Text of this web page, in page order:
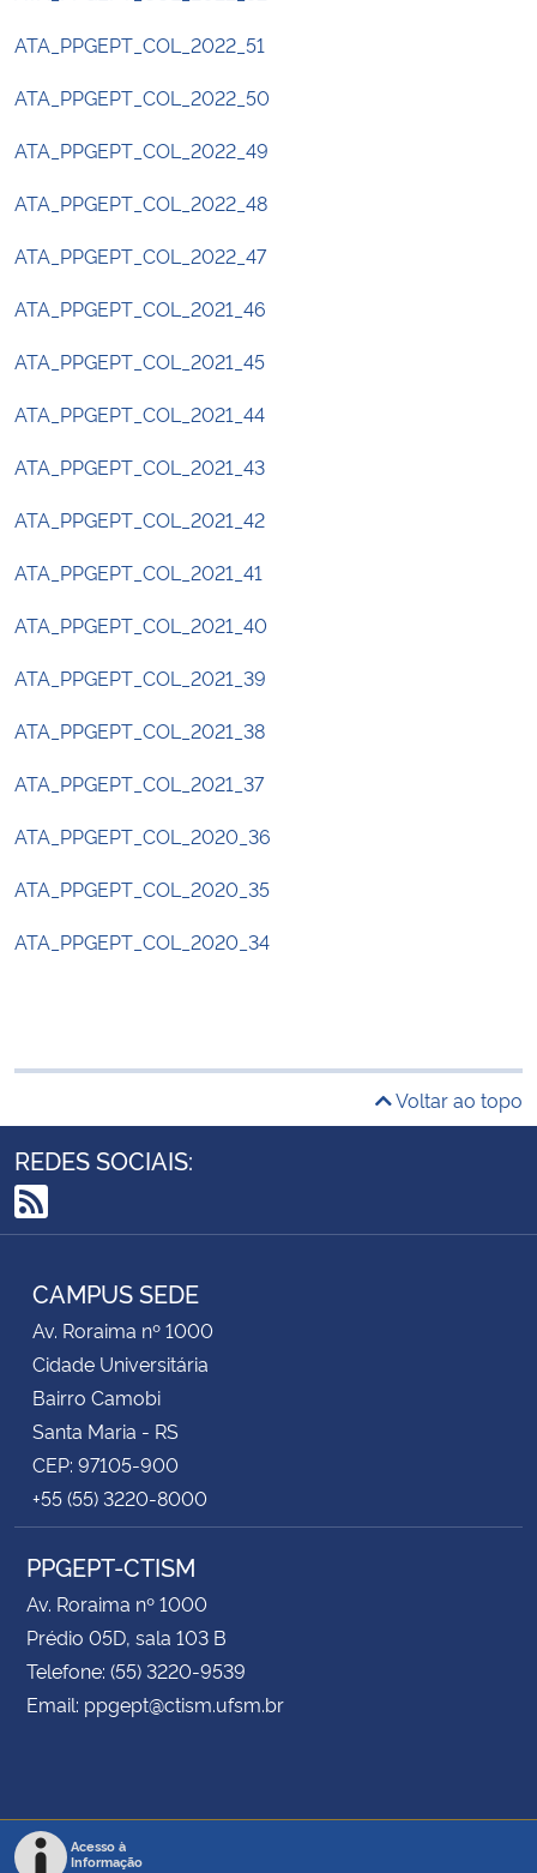
ATA_PPGEPT_COL_2022_51
ATA_PPGEPT_COL_2022_50
ATA_PPGEPT_COL_2022_49
ATA_PPGEPT_COL_2022_ 48
ATA_PPGEPT_COL_2022_47
ATA_PPGEPT_COL_2021_46
ATA_PPGEPT_COL_2021_45
ATA_PPGEPT_COL_2021_44
ATA_PPGEPT_COL_2021_43
ATA_PPGEPT_COL_2021_42
ATA_PPGEPT_COL_2021_41
ATA_PPGEPT_COL_2021_40
ATA_PPGEPT_COL_2021_39
ATA_PPGEPT_COL_2021_38
ATA_PPGEPT_COL_2021_37
ATA_PPGEPT_COL_2020_36
ATA_PPGEPT_COL_2020_35
ATA_PPGEPT_COL_2020_34
Voltar ao topo
REDES SOCIAIS:
RSS
CAMPUS SEDE
Av. Roraima nº 1000
Cidade Universitária
Bairro Camobi
Santa Maria - RS
CEP: 97105-900
+55 (55) 3220-8000
PPGEPT-CTISM
Av. Roraima nº 1000
Prédio 05D, sala 103 B
Telefone: (55) 3220-9539
Email: ppgept@ctism.ufsm.br
Acesso à
Informação